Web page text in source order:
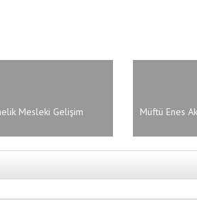
Mesleki Gelişim
Müftü Enes